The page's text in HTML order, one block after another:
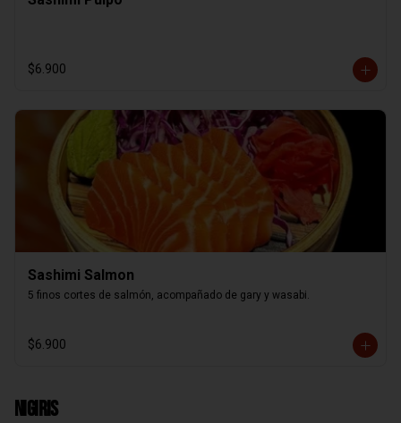
$6.900
Sashimi Salmon
5 finos cortes de salmón, acompañado de gary y wasabi.
$6.900
Nigiris